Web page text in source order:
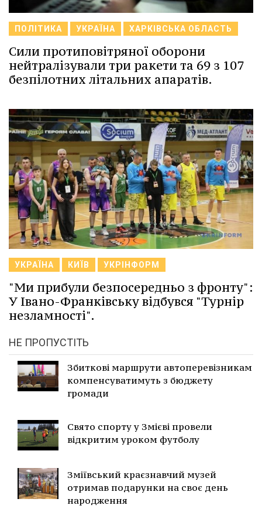
ПОЛІТИКА УКРАЇНА ХАРКІВСЬКА ОБЛАСТЬ
Сили протиповітряної оборони
нейтралізували три ракети та 69 з 107
безпілотних літальних апаратів.
УКРАЇНА КИЇВ УКРІНФОРМ
"Ми прибули безпосередньо з фронту":
У Івано-Франківську відбувся "Турнір
незламності".
НЕ ПРОПУСТІТЬ
Збиткові маршрути автоперевізникам
компенсуватимуть з бюджету
громади
Свято спорту у Змієві провели
відкритим уроком футболу
Зміївський краєзнавчий музей
отримав подарунки на своє день
народження